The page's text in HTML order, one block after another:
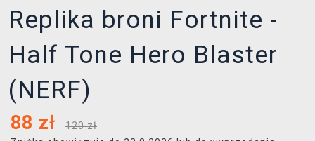
Replika broni Fortnite -
Half Tone Hero Blaster
(NERF)
88 zł
120 zł